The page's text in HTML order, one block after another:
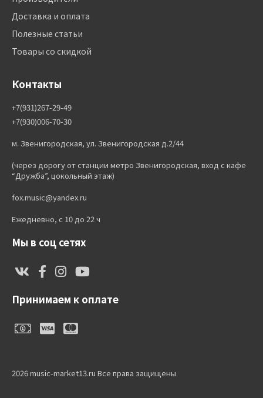
Доставка и оплата
Полезные статьи
Товары со скидкой
Контакты
+7(931)267-29-49
+7(930)006-70-30
м. Звенигородская, ул. Звенигородская д.2/44
(через дорогу от станции метро Звенигородская, вход с кафе
“Дружба”, цокольный этаж)
fox.music@yandex.ru
Ежедневно, с 10 до 22 ч
Мы в соц сетях
Принимаем к оплате
2026 music-market13.ru Все права защищены